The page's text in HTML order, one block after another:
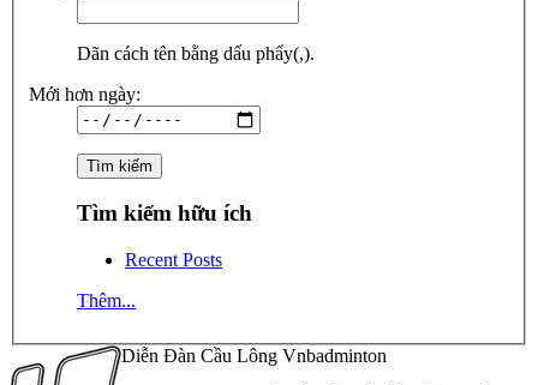
Dãn cách tên bằng dấu phẩy(,).
Mới hơn ngày:
Tìm kiếm hữu ích
Recent Posts
Thêm...
Diễn Đàn Cầu Lông Vnbadminton